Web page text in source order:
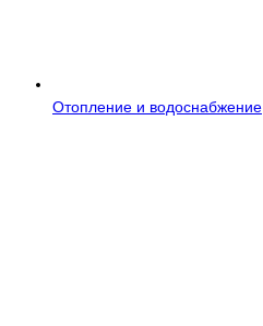
Отопление и водоснабжение